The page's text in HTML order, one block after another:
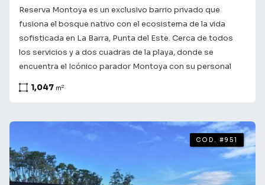
Reserva Montoya es un exclusivo barrio privado que
fusiona el bosque nativo con el ecosistema de la vida
sofisticada en La Barra, Punta del Este. Cerca de todos
los servicios y a dos cuadras de la playa, donde se
encuentra el Icónico parador Montoya con su personal
preferenciales que incluyen el servicio de playa. El lote
master plan está diseñado en forma de anfiteatro natural
para asegurar vistas despejadas hacia los paisajes
acuáticos y la forestación. El proyecto prioriza la
arquitectura de autor abierta y de bajo impacto ambiental.
Es el refugio ideal para quienes buscan redescubrir el
1,047 m2
COD. #951